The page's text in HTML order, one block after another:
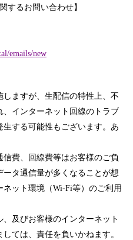
するお問い合わせ】
emails/new
しますが、生配信の特性上、不
インターネット回線のトラブ
する可能性もございます。あ
信費、回線費等はお客様のご負
タ通信量が多くなることが想
ット環境（Wi-Fi等）のご利用
、及びお客様のインターネット
ては、責任を負いかねます。